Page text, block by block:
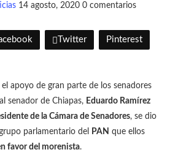
14 agosto, 2020 0 comentarios
Twitter Pinterest
el apoyo de gran parte de los senadores
senador de Chiapas, Eduardo Ramírez
de la Cámara de Senadores, se dio
parlamentario del
PAN que ellos
favor del morenista.